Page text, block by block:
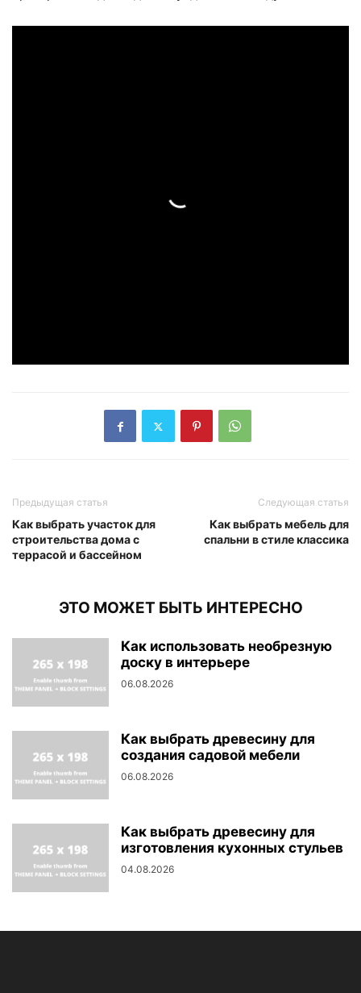
Предыдущая статья
Как выбрать участок для
строительства дома с
террасой и бассейном
Следующая статья
Как выбрать мебель для
спальни в стиле классика
ЭТО МОЖЕТ БЫТЬ ИНТЕРЕСНО
Как использовать необрезную
доску в интерьере
06.08.2026
Как выбрать древесину для
создания садовой мебели
06.08.2026
Как выбрать древесину для
изготовления кухонных стульев
04.08.2026